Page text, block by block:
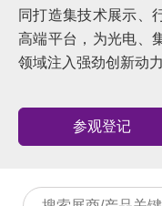
同打造集技术展示、
高端平台，为光电、
领域注入强劲创新动力
参观登记